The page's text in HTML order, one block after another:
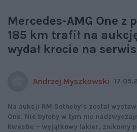
Mercedes-AMG One z
185 km trafił na
wydał krocie na serwis
Andrzej Myszkowski
Na aukcji RM Sotheby’s został
One. Nie byłoby w tym nic
kwestie – wyjątkowy lakier, znikomy